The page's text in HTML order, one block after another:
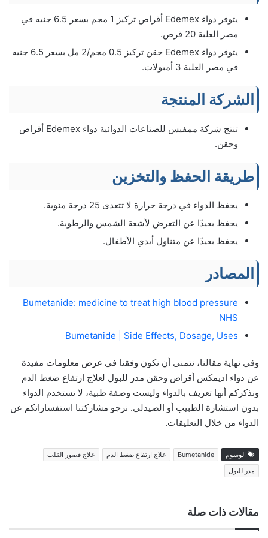
يتوفر دواء Edemex أقراص تركيز 1 مجم بسعر 6.5 جنيه في
مصر العلبة 20 قرص.
يتوفر دواء Edemex حقن تركيز 0.5 مجم/2 مل بسعر 6.5 جنيه
في مصر العلبة 3 أمبولات.
الشركة المنتجة
تنتج شركة ممفيس للصناعات الدوائية دواء Edemex أقراص
وحقن.
طريقة الحفظ والتخزين
يحفظ الدواء في درجة حرارة لا تتعدى 25 درجة مئوية.
يحفظ بعيدًا عن التعرض لأشعة الشمس والرطوبة.
يحفظ بعيدًا عن متناول أيدي الأطفال.
المصادر
Bumetanide: medicine to treat high blood pressure
NHS
Bumetanide | Side Effects, Dosage, Uses
وفي نهاية مقالنا، نتمنى أن نكون وفقنا في عرض معلومات مفيدة
عن دواء اديمكس أقراص وحقن مدر للبول لعلاج ارتفاع ضغط الدم
ونذكركم أنها تعريف بالدواء وليست وصفة طبية، لا تستخدم الدواء
بدون استشارة الطبيب أو الصيدلي. نرجو مشاركتنا استفساراتكم عن
الدواء من خلال التعليقات.
الوسوم Bumetanide علاج ارتفاع ضغط الدم
علاج قصور القلب
مدر للبول
مقالات ذات صلة